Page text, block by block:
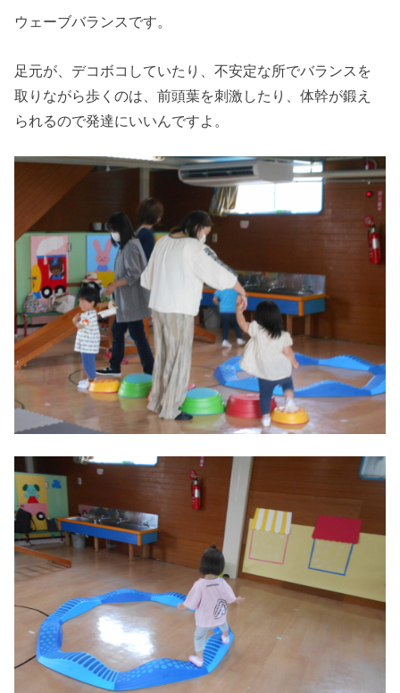
ウェーブバランスです。
足元が、デコボコしていたり、不安定な所でバランスを
取りながら歩くのは、前頭葉を刺激したり、体幹が鍛え
られるので発達にいいんですよ。